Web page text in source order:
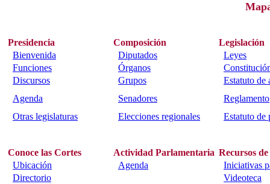
Presidencia Composición
Legislación
Bienvenida
Diputados
Leyes
Funciones
Órganos
Discursos
Grupos
Estatuto de
Agenda
Senadores
Reglamento
Otras legislaturas
Elecciones regionales Estatuto de
Conoce las Cortes Actividad Parlamentaria Recursos
Ubicación
Agenda
Iniciativas
Directorio
Videoteca